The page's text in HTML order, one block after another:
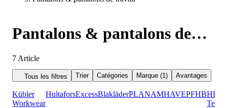
Pantalons & pantalons de
travail MASCOT
7 Article
Tous les filtres Trier Catégories Marque (1) Avantages
Kübler
Workwear
HultaforsExcessBlakläderPLANAMHAVEPFHBHB